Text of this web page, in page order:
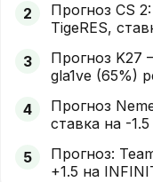
2
Прогноз CS
TigeRES,
3
Прогноз K27
gla1ve (65%)
4
Прогноз
ставка на -
5
Прогноз:
+1.5 на